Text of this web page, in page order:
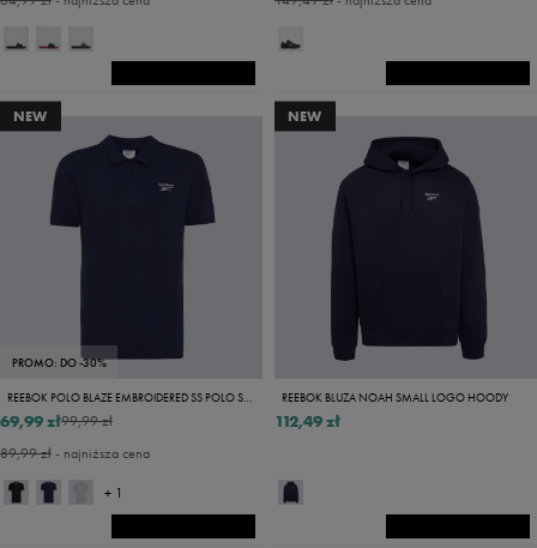
NEW
PROMO: DO -30%
REEBOK POLO BLAZE EMBROIDERED SS POLO SHIRT
99,99 zł
69,99 zł
89,99 zł- najniższa cena
+ 1
NEW
REEBOK BLUZA NOAH SMALL LOGO HOODY
112,49 zł